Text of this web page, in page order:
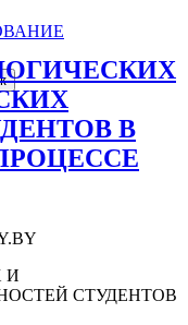
В
И
СТУДЕНТОВ